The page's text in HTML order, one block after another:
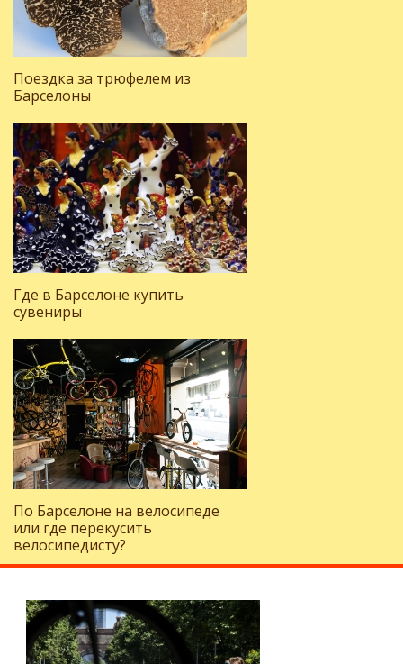
Поездка за трюфелем из
Барселоны
Где в Барселоне купить
сувениры
По Барселоне на велосипеде
или где перекусить
велосипедисту?